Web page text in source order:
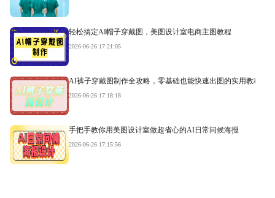
轻松搞定AI帽子穿戴图，美图设计室电商主图教程
2026-06-26 17:21:05
AI裤子穿戴图制作全攻略，零基础也能快速出图的实用教程
2026-06-26 17:18:18
手把手教你用美图设计室做超省心的AI日常问候海报
2026-06-26 17:15:56